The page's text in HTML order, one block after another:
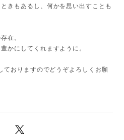
きもあるし、何かを思い出すことも
在。
かにしてくれますように。
おりますのでどうぞよろしくお願